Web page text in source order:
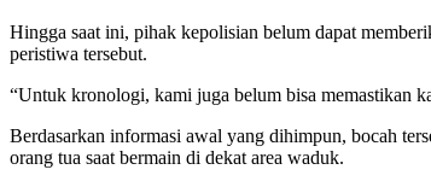
Hingga saat ini, pihak kepolisian belum dapat
peristiwa tersebut.
“Untuk kronologi, kami juga belum bisa memastikan
Berdasarkan informasi awal yang dihimpun, bocah
orang tua saat bermain di dekat area waduk.